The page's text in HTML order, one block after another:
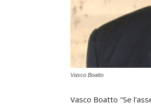
Vasco Boatto
Vasco Boatto "Se